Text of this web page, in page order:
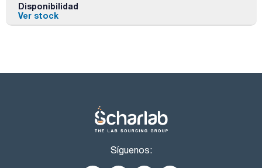
Disponibilidad
Ver stock
Síguenos: